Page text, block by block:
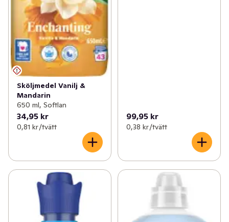
Sköljmedel Vanilj &
Mandarin
650 ml, Softlan
34,95 kr
0,81 kr /tvätt
99,95 kr
0,38 kr /tvätt